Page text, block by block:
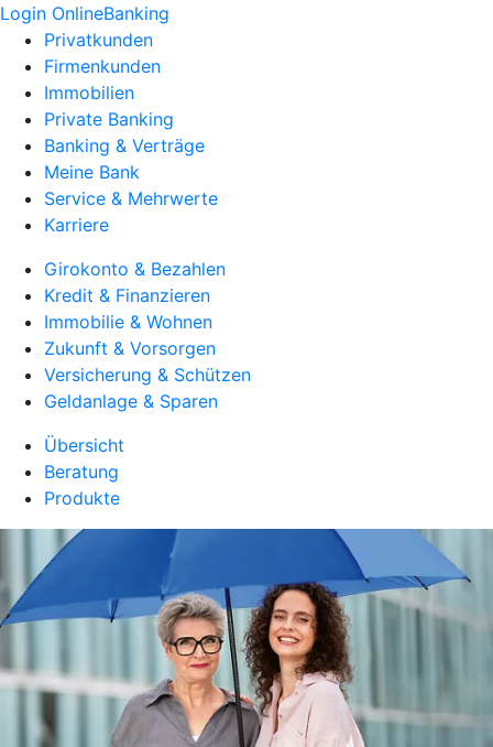
Login OnlineBanking
Privatkunden
Firmenkunden
Immobilien
Private Banking
Banking & Verträge
Meine Bank
Service & Mehrwerte
Karriere
Girokonto & Bezahlen
Kredit & Finanzieren
Immobilie & Wohnen
Zukunft & Vorsorgen
Versicherung & Schützen
Geldanlage & Sparen
Übersicht
Beratung
Produkte